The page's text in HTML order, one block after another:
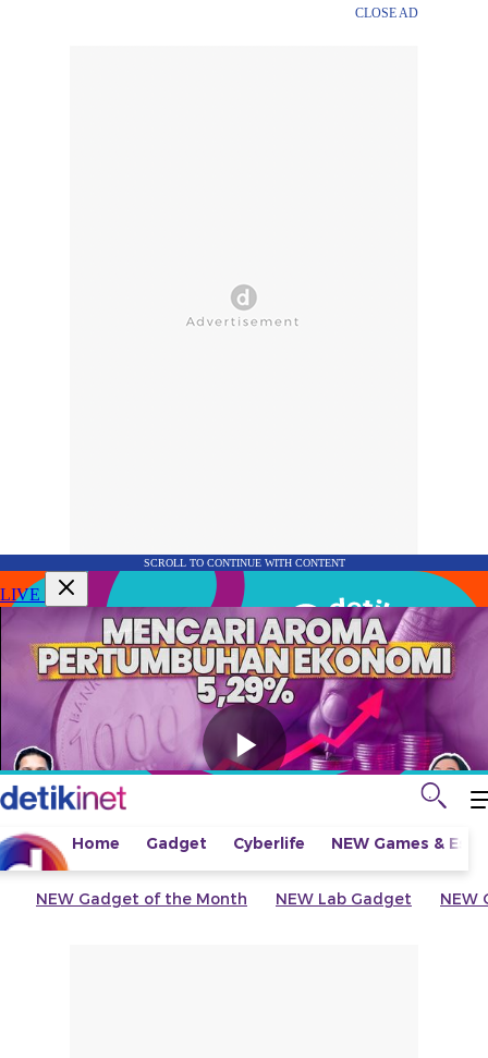
CLOSE AD
SCROLL TO CONTINUE WITH CONTENT
LIVE
Home Gadget Cyberlife NEW Games &
NEW Gadget of the Month NEW Lab Gadget NEW